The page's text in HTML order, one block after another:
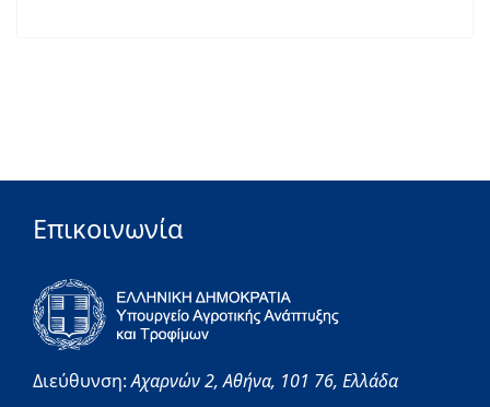
Επικοινωνία
Διεύθυνση:Αχαρνών 2,Αθήνα, 101 76, Ελλάδα